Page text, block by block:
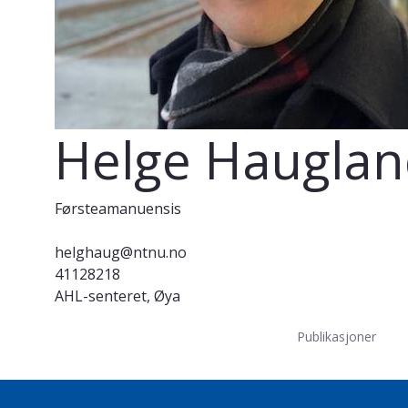
Helge
Førsteamanuensis
helghaug@ntnu.no
41128218
AHL-senteret, Øya
Publikasjoner